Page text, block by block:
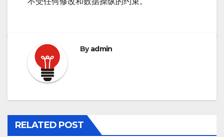
Byadmin
RELATED POST